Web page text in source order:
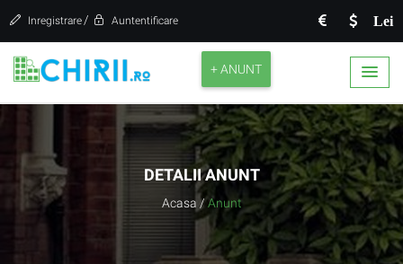
Lei
Inregistrare / Auntentificare
+ ANUNT
DETALII ANUNT
Acasa / Anunt